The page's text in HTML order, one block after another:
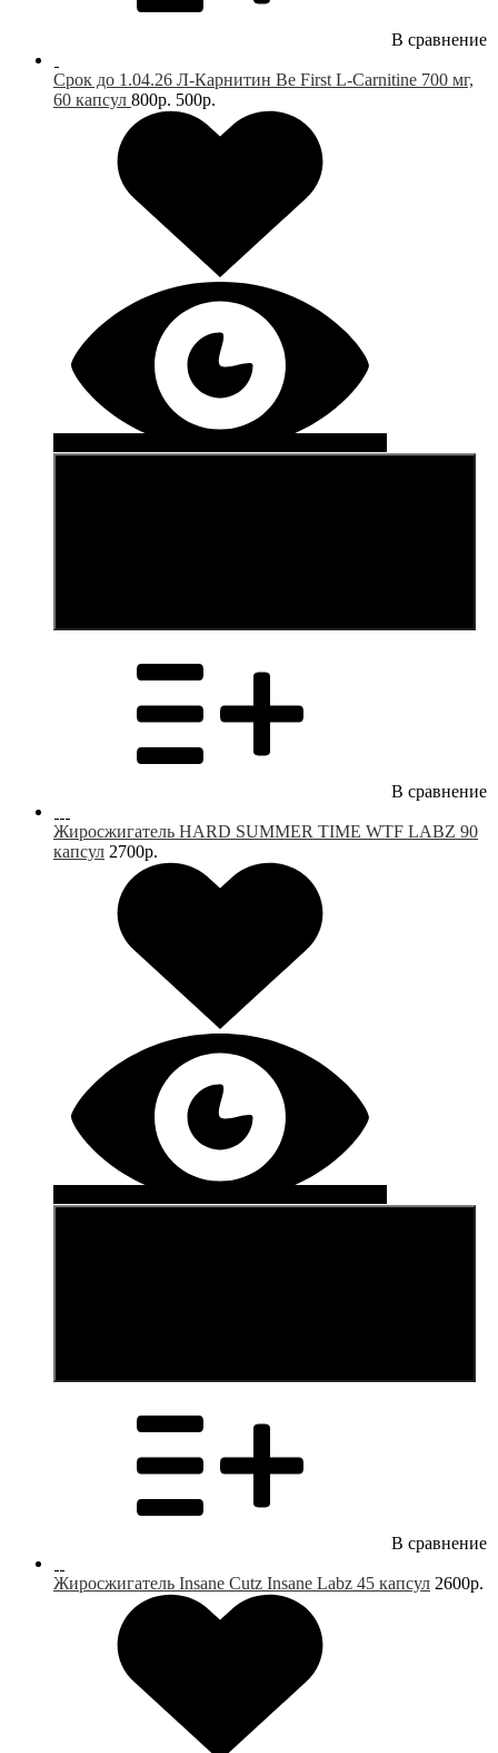
В сравнение
Срок до 1.04.26 Л-Карнитин Be First L-Carnitine 700 мг,
60 капсул 800р. 500р.
В сравнение
Жиросжигатель HARD SUMMER TIME WTF LABZ 90
капсул 2700р.
В сравнение
Жиросжигатель Insane Cutz Insane Labz 45 капсул 2600р.